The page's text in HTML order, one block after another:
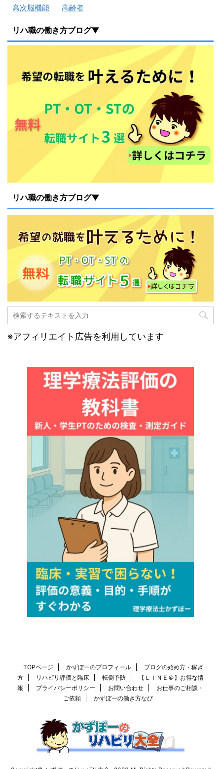
高次脳機能
高齢者
リハ職の働き方ブログ▼
リハ職の働き方ブログ▼
※アフィリエイト広告を利用しています
TOPページ かずぼーのプロフィール
ブログの始め方・稼ぎ
方
リハビリ評価と臨床 転倒予防
【ＬＩＮＥ＠】お得な情
報
プライバシーポリシー お問い合わせ
お仕事のご相談・
ご依頼
かずぼーの働き方なび